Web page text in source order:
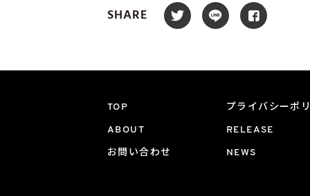
SHARE
TOP プライバシーポ
ABOUT RELEASE
お問い合わせ NEWS